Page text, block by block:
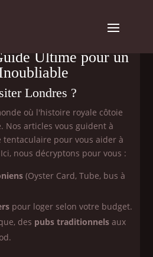
Ultime pour un
Londres ?
où l'histoire royale côtoie
Nos articles vous guident à
pour vous aider à
nous décryptons pour vous :
(Oyster Card, Tube, bus à
pour loger selon votre budget.
des pubs traditionnels aux